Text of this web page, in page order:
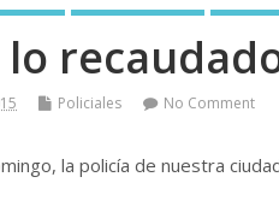
Policiales No Comment
la policía de nuestra